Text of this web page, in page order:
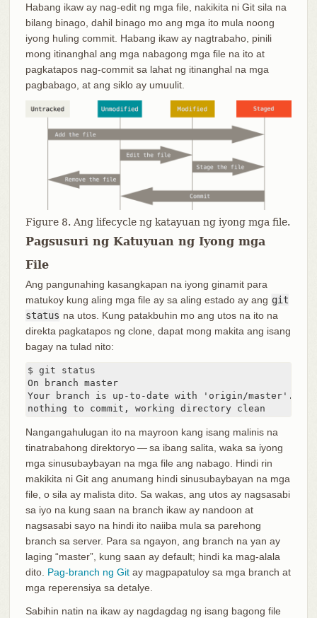
Habang ikaw ay nag-edit ng mga file, nakikita ni Git sila na
bilang binago, dahil binago mo ang mga ito mula noong
iyong huling commit. Habang ikaw ay nagtrabaho, pinili
mong itinanghal ang mga nabagong mga file na ito at
pagkatapos nag-commit sa lahat ng itinanghal na mga
pagbabago, at ang siklo ay umuulit.
Figure 8. Ang lifecycle ng katayuan ng iyong mga file.
Pagsusuri ng Katuyuan ng Iyong mga
File
Ang pangunahing kasangkapan na iyong ginamit para
matukoy kung aling mga file ay sa aling estado ay ang git
status na utos. Kung patakbuhin mo ang utos na ito na
direkta pagkatapos ng clone, dapat mong makita ang isang
bagay na tulad nito:
$ git status
On branch master
Your branch is up-to-date with 'origin/master'.
nothing to commit, working directory clean
Nangangahulugan ito na mayroon kang isang malinis na
tinatrabahong direktoryo — sa ibang salita, waka sa iyong
mga sinusubaybayan na mga file ang nabago. Hindi rin
makikita ni Git ang anumang hindi sinusubaybayan na mga
file, o sila ay malista dito. Sa wakas, ang utos ay nagsasabi
sa iyo na kung saan na branch ikaw ay nandoon at
nagsasabi sayo na hindi ito naiiba mula sa parehong
branch sa server. Para sa ngayon, ang branch na yan ay
laging “master”, kung saan ay default; hindi ka mag-alala
dito. Pag-branch ng Gitay magpapatuloy sa mga branch at
mga reperensiya sa detalye.
Sabihin natin na ikaw ay nagdagdag ng isang bagong file